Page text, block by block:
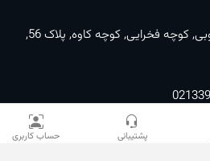
پشتیبانی حساب کاربری
تهران, خیابان سعدی جنوبی, کوچه فخرایی, کوچه کاوه, پلاک 56,